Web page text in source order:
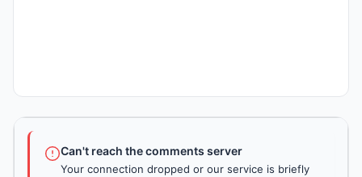
Can't reach the comments server
Your connection dropped or our service is briefly